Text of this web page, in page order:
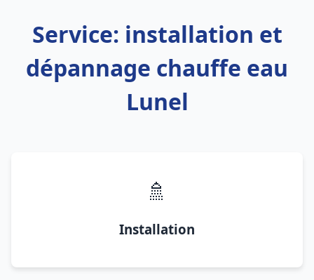
Service: installation et
dépannage chauffe eau
Lunel
🚿
Installation